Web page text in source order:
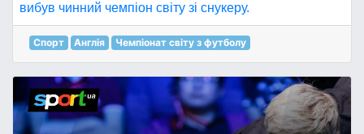
вибув чинний чемпіон світу зі снукеру.
Спорт Англія Чемпіонат світу з футболу